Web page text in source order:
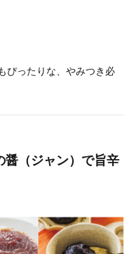
ぴったりな、やみつき必
（ジャン）で旨辛
ンギョドン